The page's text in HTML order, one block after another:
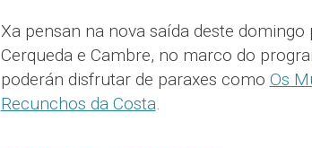
Xa pensan na nova saída deste domingo
Cerqueda e Cambre, no marco do
poderán disfrutar de paraxes como Os
Recunchos da Costa.